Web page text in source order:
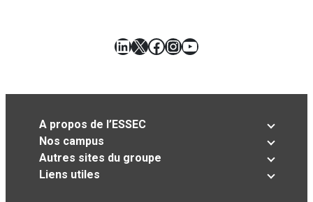
LinkedIn
X Facebook
Instagram
YouTube
A propos de l’ESSEC
Nos campus
Autres sites du groupe
Liens utiles